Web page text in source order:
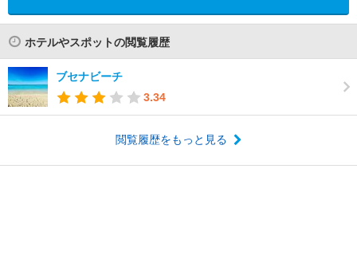
ホテルやスポットの閲覧履歴
ブセナビーチ
3.34
閲覧履歴をもっと見る